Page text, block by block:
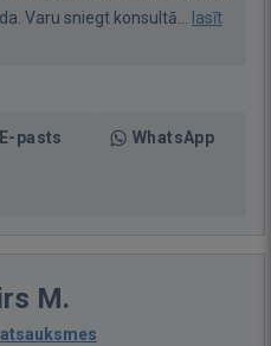
Varu sniegt konsultā... lasīt
E-pasts WhatsApp
M.